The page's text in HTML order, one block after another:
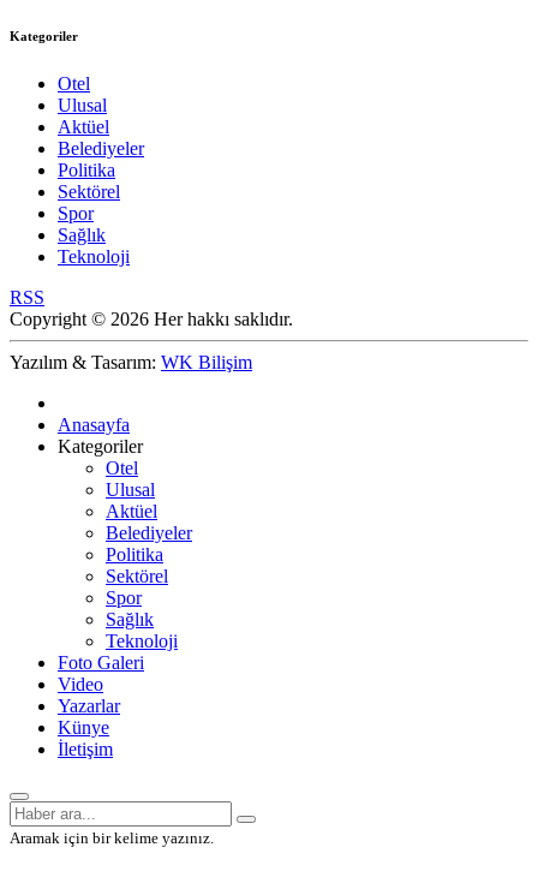
Kategoriler
Otel
Ulusal
Aktüel
Belediyeler
Politika
Sektörel
Spor
Sağlık
Teknoloji
RSS
Copyright © 2026 Her hakkı saklıdır.
Yazılım & Tasarım: WK Bilişim
Anasayfa
Kategoriler
Otel
Ulusal
Aktüel
Belediyeler
Politika
Sektörel
Spor
Sağlık
Teknoloji
Foto Galeri
Video
Yazarlar
Künye
İletişim
Aramak için bir kelime yazınız.